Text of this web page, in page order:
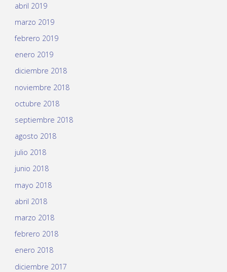
abril 2019
marzo 2019
febrero 2019
enero 2019
diciembre 2018
noviembre 2018
octubre 2018
septiembre 2018
agosto 2018
julio 2018
junio 2018
mayo 2018
abril 2018
marzo 2018
febrero 2018
enero 2018
diciembre 2017